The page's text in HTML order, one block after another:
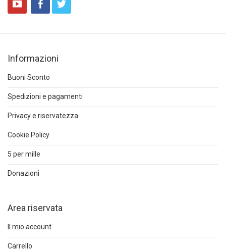
Informazioni
Buoni Sconto
Spedizioni e pagamenti
Privacy e riservatezza
Cookie Policy
5 per mille
Donazioni
Area riservata
Il mio account
Carrello